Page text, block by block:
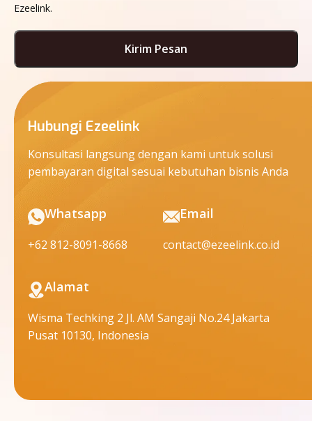
Ezeelink.
Hubungi Ezeelink
Konsultasi langsung dengan kami untuk solusi
pembayaran digital sesuai kebutuhan bisnis Anda
Whatsapp
+62 812-8091-8668
Email
contact@ezeelink.co.id
Alamat
Wisma Techking 2 Jl. AM Sangaji No.24 Jakarta
Pusat 10130, Indonesia